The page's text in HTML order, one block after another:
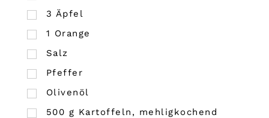
3 Äpfel
1 Orange
Salz
Pfeffer
Olivenöl
500 g Kartoffeln, mehligkochend